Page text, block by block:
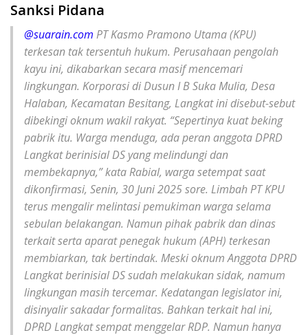
Sanksi Pidana
@suarain.com PT Kasmo Pramono Utama (KPU)
terkesan tak tersentuh hukum. Perusahaan pengolah
kayu ini, dikabarkan secara masif mencemari
lingkungan. Korporasi di Dusun I B Suka Mulia, Desa
Halaban, Kecamatan Besitang, Langkat ini disebut-sebut
dibekingi oknum wakil rakyat. “Sepertinya kuat beking
pabrik itu. Warga menduga, ada peran anggota DPRD
Langkat berinisial DS yang melindungi dan
membekapnya,” kata Rabial, warga setempat saat
dikonfirmasi, Senin, 30 Juni 2025 sore. Limbah PT KPU
terus mengalir melintasi pemukiman warga selama
sebulan belakangan. Namun pihak pabrik dan dinas
terkait serta aparat penegak hukum (APH) terkesan
membiarkan, tak bertindak. Meski oknum Anggota DPRD
Langkat berinisial DS sudah melakukan sidak, namum
lingkungan masih tercemar. Kedatangan legislator ini,
disinyalir sakadar formalitas. Bahkan terkait hal ini,
DPRD Langkat sempat menggelar RDP. Namun hanya